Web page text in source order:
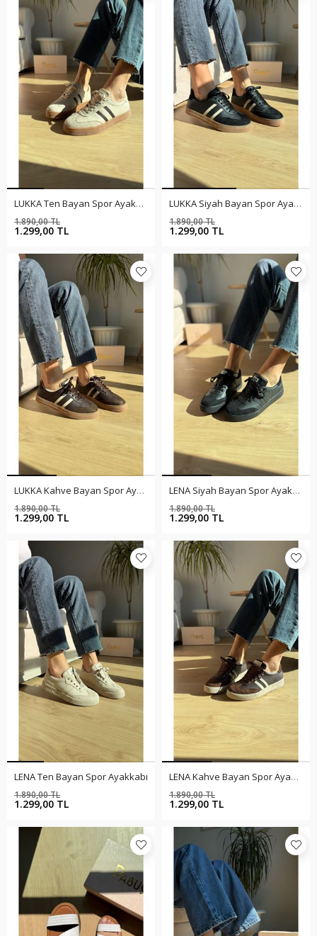
LUKKA Ten Bayan Spor Ayakkabı
1.299,00 TL
1.890,00 TL
LUKKA Siyah Bayan Spor Ayakkabı
1.299,00 TL
1.890,00 TL
LUKKA Kahve Bayan Spor Ayakkabı
1.299,00 TL
1.890,00 TL
LENA Siyah Bayan Spor Ayakkabı
1.299,00 TL
1.890,00 TL
LENA Ten Bayan Spor Ayakkabı
1.299,00 TL
1.890,00 TL
LENA Kahve Bayan Spor Ayakkabı
1.299,00 TL
1.890,00 TL